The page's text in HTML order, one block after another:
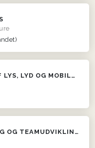
UDLEJNING AF LYS, LYD OG MOBILDISKOTEK. FESTLYSET.DK
TEAMBUILDING OG TEAMUDVIKLING I HELE DK